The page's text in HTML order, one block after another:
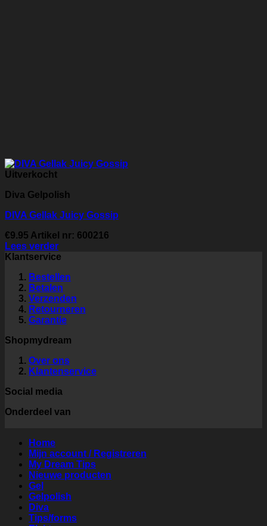
Uitverkocht
Diva Gelpolish
DIVA Gellak Juicy Gossip
€9.95 Artikel nr: 600216
Lees verder
Klantservice
Bestellen
Betalen
Verzenden
Retourneren
Garantie
Shopmydream
Over ons
Klantenservice
Social media
Onderdeel van
Home
Mijn account / Registreren
My Dream Tips
Nieuwe producten
Gel
Gelpolish
Diva
Tips/forms